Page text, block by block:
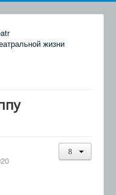
жизни